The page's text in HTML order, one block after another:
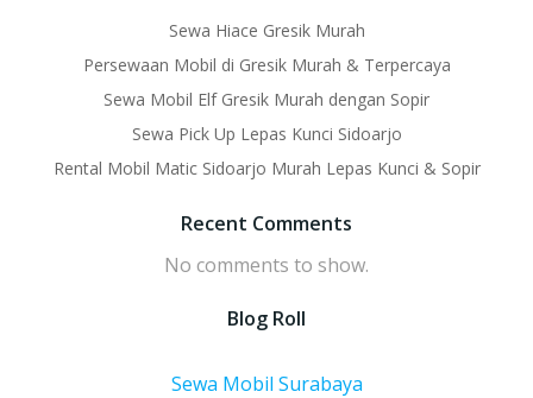
Sewa Hiace Gresik Murah
Persewaan Mobil di Gresik Murah & Terpercaya
Sewa Mobil Elf Gresik Murah dengan Sopir
Sewa Pick Up Lepas Kunci Sidoarjo
Rental Mobil Matic Sidoarjo Murah Lepas Kunci & Sopir
Recent Comments
No comments to show.
Blog Roll
Sewa Mobil Surabaya